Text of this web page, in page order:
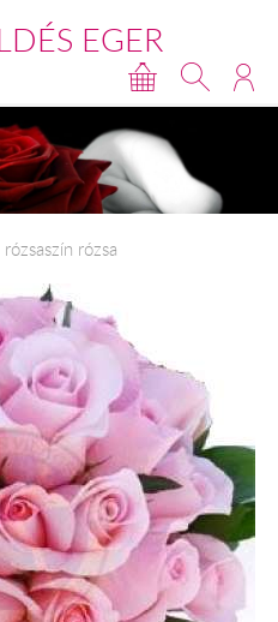
EGER
rózsa